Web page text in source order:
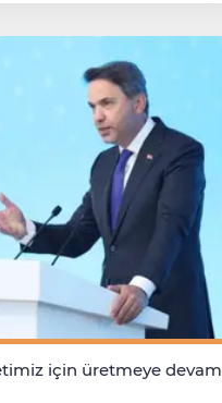
için üretmeye devam